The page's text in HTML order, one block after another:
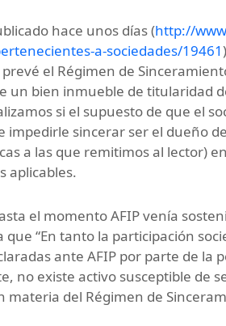
hace unos días (http://
a-sociedades/19461
el Régimen de
un bien inmueble de titularidad
si el supuesto de que el
impedirle sincerar ser el dueño
a las que remitimos al lector)
aplicables.
el momento AFIP venía
“En tanto la participación
ante AFIP por parte de la
no existe activo susceptible de
materia del Régimen de